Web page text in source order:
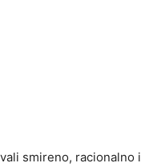
smireno, racionalno i